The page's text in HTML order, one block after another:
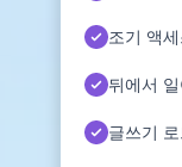
조기 액
뒤에서
글쓰기 로